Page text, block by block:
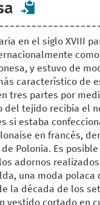
en el siglo XVIII
y estuvo de
característico de
tres partes por
del tejido recibía el
si estaba
en francés,
Polonia. Es
adornos
una moda
la década de los
vestido cortado en